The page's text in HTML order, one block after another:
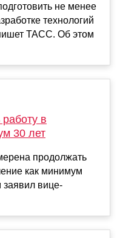
не менее
технологий
ТАСС. Об этом
в
30 лет
продолжать
как минимум
заявил вице-